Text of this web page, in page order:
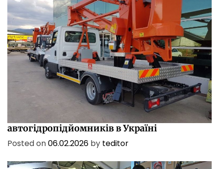
Характеристики і сфери застосування
автогідропідйомників в Україні
Posted on06.02.2026 by teditor